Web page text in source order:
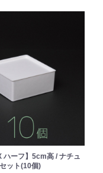
ハーフ】5cm高 / ナチュ
ット(10個)